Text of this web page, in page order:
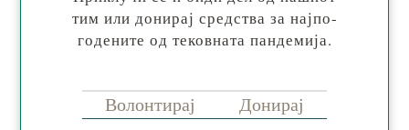
тим или до­ни­рај сред­ства за нај­по­
го­де­ни­те од те­ков­на­та пан­де­ми­ја.
Волонтирај Донирај